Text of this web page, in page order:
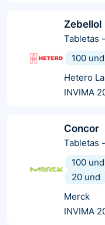
Zebellol
Tabletas -
100 und
Hetero
INVIMA
Concor
Tabletas -
100 und
20 und
Merck
INVIMA